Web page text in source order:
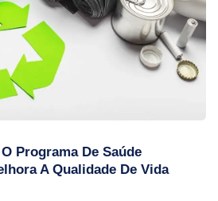
Programa De Saúde
A Qualidade De Vida